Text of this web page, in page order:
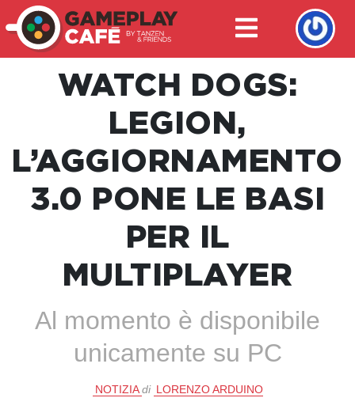
WATCH DOGS:
LEGION,
L’AGGIORNAMENTO
3.0 PONE LE BASI
PER IL
MULTIPLAYER
Al momento è disponibile
unicamente su PC
NOTIZIA di LORENZO ARDUINO